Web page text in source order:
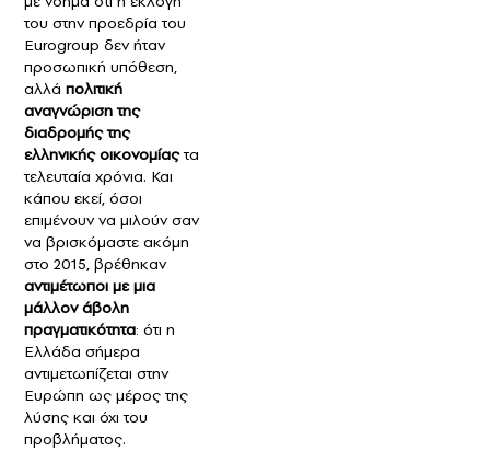
του στην προεδρία του
Eurogroup δεν ήταν
προσωπική υπόθεση,
αλλά πολιτική
αναγνώριση της
διαδρομής της
ελληνικής οικονομίαςτα
τελευταία χρόνια. Και
κάπου εκεί, όσοι
επιμένουν να μιλούν σαν
να βρισκόμαστε ακόμη
στο 2015, βρέθηκαν
αντιμέτωποι με μια
μάλλον άβολη
πραγματικότητα: ότι η
Ελλάδα σήμερα
αντιμετωπίζεται στην
Ευρώπη ως μέρος της
λύσης και όχι του
προβλήματος.